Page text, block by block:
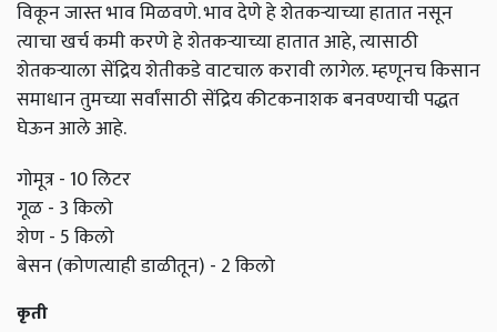
विकून जास्त भाव मिळवणे. भाव देणे हे शेतकऱ्याच्या हातात नसून
त्याचा खर्च कमी करणे हे शेतकऱ्याच्या हातात आहे, त्यासाठी
शेतकऱ्याला सेंद्रिय शेतीकडे वाटचाल करावी लागेल. म्हणूनच किसान
समाधान तुमच्या सर्वांसाठी सेंद्रिय कीटकनाशक बनवण्याची पद्धत
घेऊन आले आहे.
गोमूत्र - 10 लिटर
गूळ - 3 किलो
शेण - 5 किलो
बेसन (कोणत्याही डाळीतून) - 2 किलो
कृती